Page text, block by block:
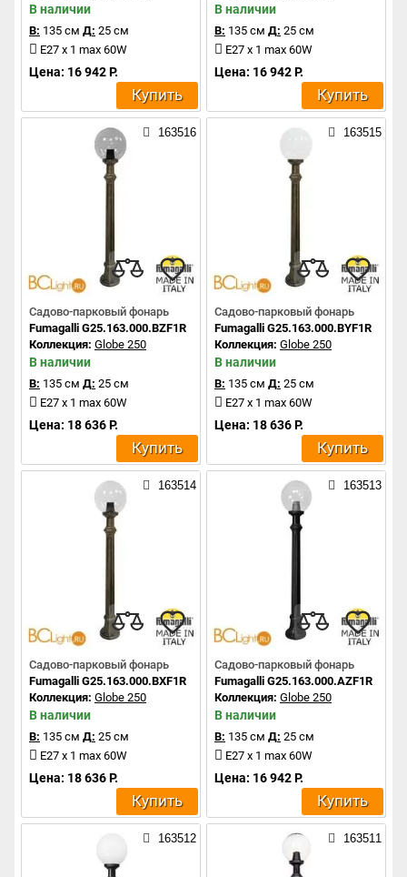
В наличии
В: 135 см Д: 25 см
E27 x 1 max 60W
Цена: 16 942 Р.
Купить
В наличии
В: 135 см Д: 25 см
E27 x 1 max 60W
Цена: 16 942 Р.
Купить
163516
Садово-парковый фонарь
Fumagalli G25.163.000.BZF1R
Коллекция: Globe 250
В наличии
В: 135 см Д: 25 см
E27 x 1 max 60W
Цена: 18 636 Р.
Купить
163515
Садово-парковый фонарь
Fumagalli G25.163.000.BYF1R
Коллекция: Globe 250
В наличии
В: 135 см Д: 25 см
E27 x 1 max 60W
Цена: 18 636 Р.
Купить
163514
Садово-парковый фонарь
Fumagalli G25.163.000.BXF1R
Коллекция: Globe 250
В наличии
В: 135 см Д: 25 см
E27 x 1 max 60W
Цена: 18 636 Р.
Купить
163513
Садово-парковый фонарь
Fumagalli G25.163.000.AZF1R
Коллекция: Globe 250
В наличии
В: 135 см Д: 25 см
E27 x 1 max 60W
Цена: 16 942 Р.
Купить
163512 163511